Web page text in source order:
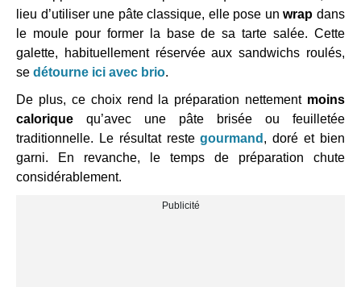
lieu d’utiliser une pâte classique, elle pose unwrap dans
le moule pour former la base de sa tarte salée. Cette
galette, habituellement réservée aux sandwichs roulés,
se détourne ici avec brio.
De plus, ce choix rend la préparation nettement moins
calorique qu’avec une pâte brisée ou feuilletée
traditionnelle. Le résultat restegourmand , doré et bien
garni. En revanche, le temps de préparation chute
considérablement.